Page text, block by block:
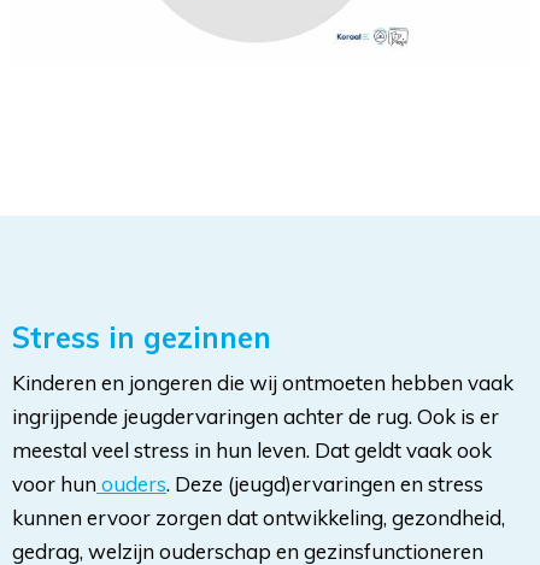
Stress in gezinnen
Kinderen en jongeren die wij ontmoeten hebben vaak
ingrijpende jeugdervaringen achter de rug. Ook is er
meestal veel stress in hun leven. Dat geldt vaak ook
voor hunouders. Deze (jeugd)ervaringen en stress
kunnen ervoor zorgen dat ontwikkeling, gezondheid,
gedrag, welzijn ouderschap en gezinsfunctioneren